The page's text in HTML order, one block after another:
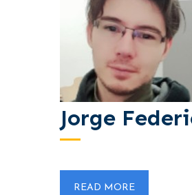
Jorge
READ MORE